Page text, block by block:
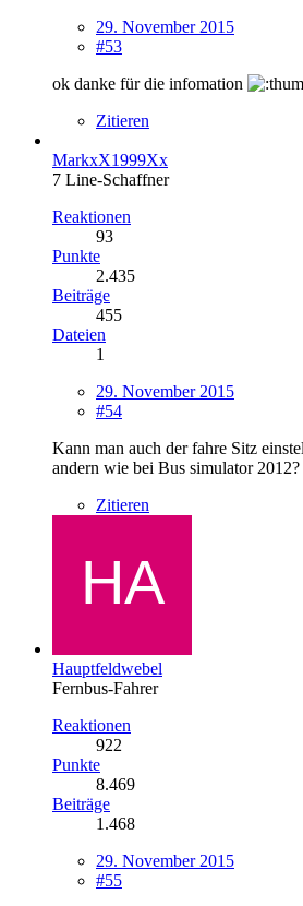
29. November 2015
#53
ok danke für die infomation
Zitieren
MarkxX1999Xx
7 Line-Schaffner
Reaktionen
93
Punkte
2.435
Beiträge
455
Dateien
1
29. November 2015
#54
Kann man auch der fahre Sitz
andern wie bei Bus simulator 2012?
Zitieren
Hauptfeldwebel
Fernbus-Fahrer
Reaktionen
922
Punkte
8.469
Beiträge
1.468
29. November 2015
#55